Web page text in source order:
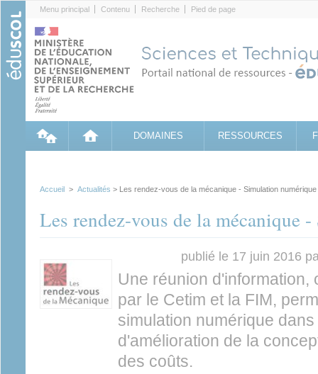
Menu principal Contenu Recherche Pied de page
DOMAINES RESSOURCES
Accueil > Actualités > Les rendez-vous de la mécanique - Simulation numérique
Les rendez-vous de la mécanique
publié le 17 juin 2016
Une réunion d'information,
par le Cetim et la FIM,
simulation numérique
d'amélioration de la
des coûts.